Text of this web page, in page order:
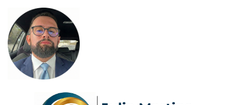
para
conteúdo
principal